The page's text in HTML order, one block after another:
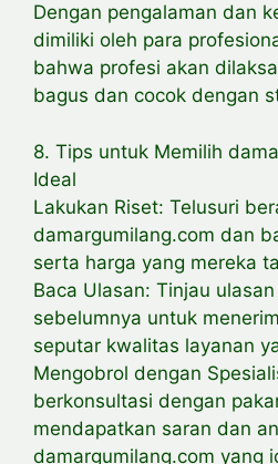
Dengan pengalaman dan
dimiliki oleh para
bahwa profesi akan
bagus dan cocok dengan
8. Tips untuk Memilih
Ideal
Lakukan Riset: Telusuri
damargumilang.com dan
serta harga yang mereka
Baca Ulasan: Tinjau
sebelumnya untuk
seputar kwalitas layanan
Mengobrol dengan
berkonsultasi dengan
mendapatkan saran dan
damargumilang.com yang